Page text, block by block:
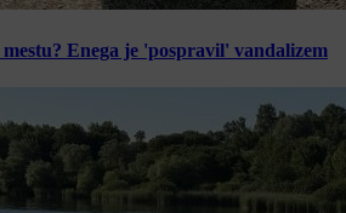
Enega je 'pospravil' vandalizem